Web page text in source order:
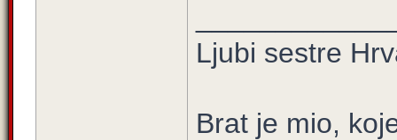
Ljubi sestre
Brat je mio,